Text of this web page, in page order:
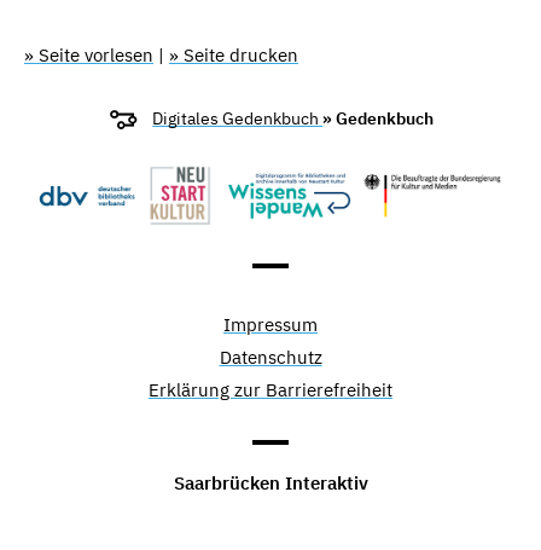
» Seite vorlesen | » Seite drucken
Digitales Gedenkbuch » Gedenkbuch
Impressum
Datenschutz
Erklärung zur Barrierefreiheit
Saarbrücken Interaktiv